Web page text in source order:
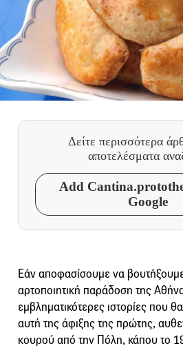
Δείτε περισσότερα
αποτελέσματα
Add
Google
Εάν αποφασίσουμε να
αρτοποιητική παράδοση της
εμβληματικότερες ιστορίες που
αυτή της άφιξης της πρώτης,
κουρού από την Πόλη, κάπου το